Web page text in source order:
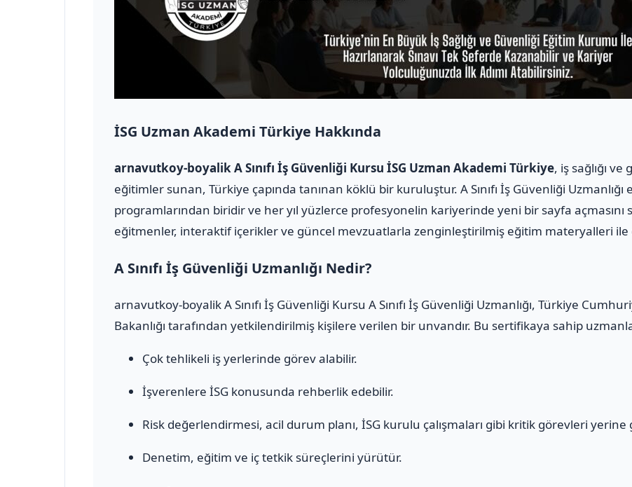
İSG Uzman Akademi Türkiye Hakkında
arnavutkoy-boyalik A Sınıfı İş Güvenliği Kursu İSG Uzman Akademi Türkiye, iş sağlığı
eğitimler sunan, Türkiye çapında tanınan köklü bir kuruluştur. A Sınıfı İş Güvenliği
programlarından biridir ve her yıl yüzlerce profesyonelin kariyerinde yeni bir sayfa açmasını
eğitmenler, interaktif içerikler ve güncel mevzuatlarla zenginleştirilmiş eğitim materyalleri
A Sınıfı İş Güvenliği Uzmanlığı Nedir?
arnavutkoy-boyalik A Sınıfı İş Güvenliği Kursu A Sınıfı İş Güvenliği Uzmanlığı, Türkiye
Bakanlığı tarafından yetkilendirilmiş kişilere verilen bir unvandır. Bu sertifikaya sahip
Çok tehlikeli iş yerlerinde görev alabilir.
İşverenlere İSG konusunda rehberlik edebilir.
Risk değerlendirmesi, acil durum planı, İSG kurulu çalışmaları gibi kritik görevleri yerine
Denetim, eğitim ve iç tetkik süreçlerini yürütür.